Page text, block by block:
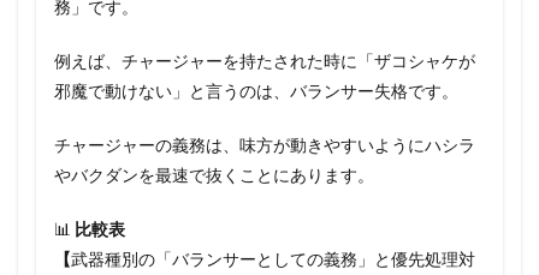
務」です。
例えば、チャージャーを持たされた時に「ザコシャケが
邪魔で動けない」と言うのは、バランサー失格です。
チャージャーの義務は、味方が動きやすいようにハシラ
やバクダンを最速で抜くことにあります。
📊 比較表
【武器種別の「バランサーとしての義務」と優先処理対